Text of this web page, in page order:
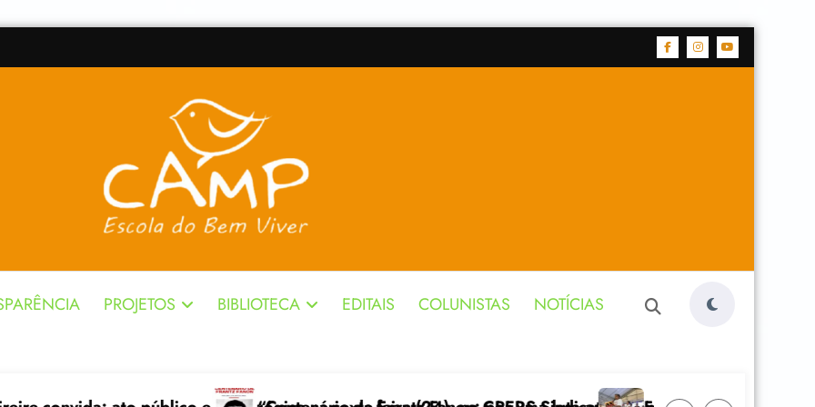
PROJETOS BIBLIOTECA EDITAIS COLUNISTAS NOTÍCIAS